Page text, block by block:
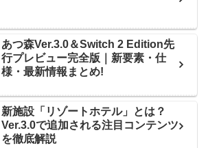
あつ森Ver.3.0＆Switch 2 Edition先
行プレビュー完全版｜新要素・仕
様・最新情報まとめ!
新施設「リゾートホテル」とは？
Ver.3.0で追加される注目コンテンツ
を徹底解説